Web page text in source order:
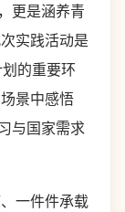
更是涵养青
实践活动是
划的重要环
景中感悟
与国家需求
一件件承载